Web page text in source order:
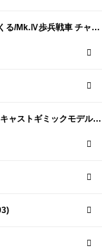
ガールズ&パンツァー Ⅳ号戦車H型(D型改)をつくる/Mk.Ⅳ歩兵戦車 チャーチルMk.Ⅶをつくる(191)
アルカディア号/クイーン・エメラルダス号 ダイキャストギミックモデルをつくる(159)